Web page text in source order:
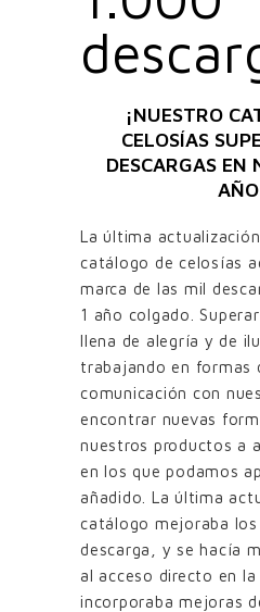
¡NUESTRO
CELOSÍAS
DESCARGAS EN
La última
catálogo de celosías
marca de las mil
1 año colgado.
llena de alegría y de
trabajando en formas
comunicación con
encontrar nuevas
nuestros productos a
en los que podamos
añadido. La última
catálogo mejoraba
descarga, y se hacía
al acceso directo en
incorporaba mejoras